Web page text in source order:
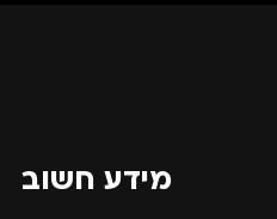
מידע חשוב